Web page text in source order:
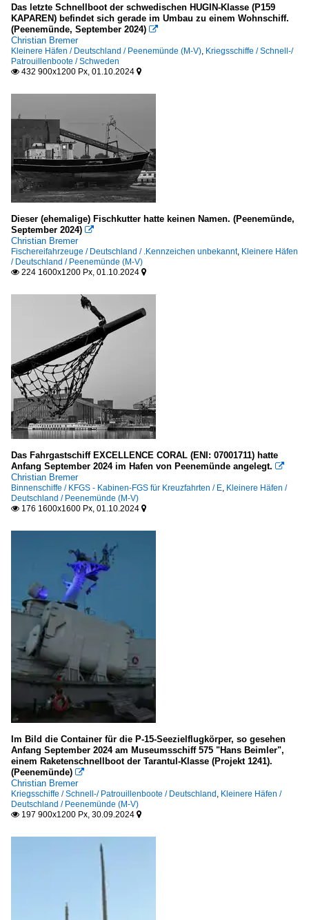
Das letzte Schnellboot der schwedischen HUGIN-Klasse (P159
KAPAREN) befindet sich gerade im Umbau zu einem Wohnschiff.
(Peenemünde, September 2024) 
Christian Bremer
Kleinere Häfen / Deutschland / Peenemünde (M-V), Kriegsschiffe / Schnell-/
Patrouillenboote / Schweden
 432 900x1200 Px, 01.10.2024 
Dieser (ehemalige) Fischkutter hatte keinen Namen. (Peenemünde,
September 2024) 
Christian Bremer
Fischereifahrzeuge / Deutschland / .Kennzeichen unbekannt, Kleinere Häfen
/ Deutschland / Peenemünde (M-V)
 224 1600x1200 Px, 01.10.2024 
Das Fahrgastschiff EXCELLENCE CORAL (ENI: 07001711) hatte
Anfang September 2024 im Hafen von Peenemünde angelegt. 
Christian Bremer
Binnenschiffe / KFGS - Kabinen-FGS für Kreuzfahrten / E, Kleinere Häfen /
Deutschland / Peenemünde (M-V)
 176 1600x1600 Px, 01.10.2024 
Im Bild die Container für die P-15-Seezielflugkörper, so gesehen
Anfang September 2024 am Museumsschiff 575 "Hans Beimler",
einem Raketenschnellboot der Tarantul-Klasse (Projekt 1241).
(Peenemünde) 
Christian Bremer
Kriegsschiffe / Schnell-/ Patrouillenboote / Deutschland , Kleinere Häfen /
Deutschland / Peenemünde (M-V)
 197 900x1200 Px, 30.09.2024 